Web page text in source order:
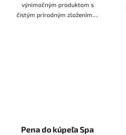
výnimočným produktom s
čistým prírodným zložením....
Pena do kúpeľa Spa